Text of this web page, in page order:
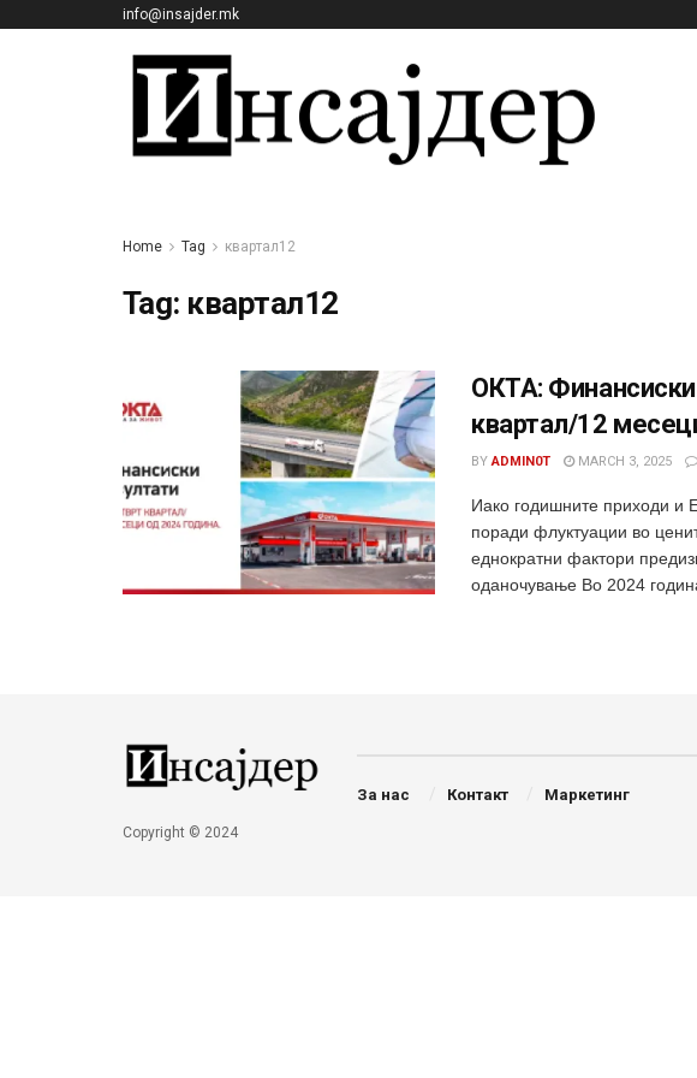
info@insajder.mk
Home Tag квартал12
Tag: квартал12
ОКТА: Финансиски
квартал/12
BY ADMIN0T MARCH 3, 2025
Иако годишните приходи и
поради флуктуации во
еднократни фактори
оданочување Во 2024
Copyright © 2024
За нас Контакт Маркетинг